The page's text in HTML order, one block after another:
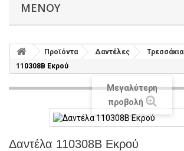
ΜΕΝΟΎ
Προϊόντα Δαντέλες Τρεσσάκια
110308Β Εκρού
Μεγαλύτερη
προβολή
Δαντέλα 110308Β Εκρού